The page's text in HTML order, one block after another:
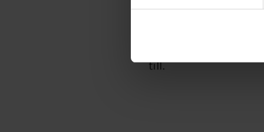
Men Miljöpartiet är
att vi inrättar läger i
till.